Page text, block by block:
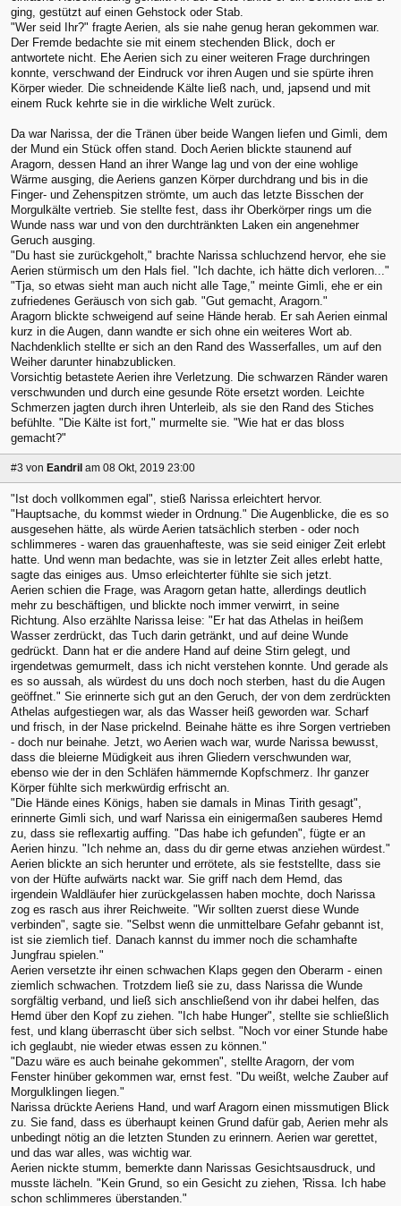
ging, gestützt auf einen Gehstock oder Stab.
"Wer seid Ihr?" fragte Aerien, als sie nahe genug heran gekommen war.
Der Fremde bedachte sie mit einem stechenden Blick, doch er
antwortete nicht. Ehe Aerien sich zu einer weiteren Frage durchringen
konnte, verschwand der Eindruck vor ihren Augen und sie spürte ihren
Körper wieder. Die schneidende Kälte ließ nach, und, japsend und mit
einem Ruck kehrte sie in die wirkliche Welt zurück.
Da war Narissa, der die Tränen über beide Wangen liefen und Gimli, dem
der Mund ein Stück offen stand. Doch Aerien blickte staunend auf
Aragorn, dessen Hand an ihrer Wange lag und von der eine wohlige
Wärme ausging, die Aeriens ganzen Körper durchdrang und bis in die
Finger- und Zehenspitzen strömte, um auch das letzte Bisschen der
Morgulkälte vertrieb. Sie stellte fest, dass ihr Oberkörper rings um die
Wunde nass war und von den durchtränkten Laken ein angenehmer
Geruch ausging.
"Du hast sie zurückgeholt," brachte Narissa schluchzend hervor, ehe sie
Aerien stürmisch um den Hals fiel. "Ich dachte, ich hätte dich verloren..."
"Tja, so etwas sieht man auch nicht alle Tage," meinte Gimli, ehe er ein
zufriedenes Geräusch von sich gab. "Gut gemacht, Aragorn."
Aragorn blickte schweigend auf seine Hände herab. Er sah Aerien einmal
kurz in die Augen, dann wandte er sich ohne ein weiteres Wort ab.
Nachdenklich stellte er sich an den Rand des Wasserfalles, um auf den
Weiher darunter hinabzublicken.
Vorsichtig betastete Aerien ihre Verletzung. Die schwarzen Ränder waren
verschwunden und durch eine gesunde Röte ersetzt worden. Leichte
Schmerzen jagten durch ihren Unterleib, als sie den Rand des Stiches
befühlte. "Die Kälte ist fort," murmelte sie. "Wie hat er das bloss
gemacht?"
#3 von Eandril am 08 Okt, 2019 23:00
"Ist doch vollkommen egal", stieß Narissa erleichtert hervor.
"Hauptsache, du kommst wieder in Ordnung." Die Augenblicke, die es so
ausgesehen hätte, als würde Aerien tatsächlich sterben - oder noch
schlimmeres - waren das grauenhafteste, was sie seid einiger Zeit erlebt
hatte. Und wenn man bedachte, was sie in letzter Zeit alles erlebt hatte,
sagte das einiges aus. Umso erleichterter fühlte sie sich jetzt.
Aerien schien die Frage, was Aragorn getan hatte, allerdings deutlich
mehr zu beschäftigen, und blickte noch immer verwirrt, in seine
Richtung. Also erzählte Narissa leise: "Er hat das Athelas in heißem
Wasser zerdrückt, das Tuch darin getränkt, und auf deine Wunde
gedrückt. Dann hat er die andere Hand auf deine Stirn gelegt, und
irgendetwas gemurmelt, dass ich nicht verstehen konnte. Und gerade als
es so aussah, als würdest du uns doch noch sterben, hast du die Augen
geöffnet." Sie erinnerte sich gut an den Geruch, der von dem zerdrückten
Athelas aufgestiegen war, als das Wasser heiß geworden war. Scharf
und frisch, in der Nase prickelnd. Beinahe hätte es ihre Sorgen vertrieben
- doch nur beinahe. Jetzt, wo Aerien wach war, wurde Narissa bewusst,
dass die bleierne Müdigkeit aus ihren Gliedern verschwunden war,
ebenso wie der in den Schläfen hämmernde Kopfschmerz. Ihr ganzer
Körper fühlte sich merkwürdig erfrischt an.
"Die Hände eines Königs, haben sie damals in Minas Tirith gesagt",
erinnerte Gimli sich, und warf Narissa ein einigermaßen sauberes Hemd
zu, dass sie reflexartig auffing. "Das habe ich gefunden", fügte er an
Aerien hinzu. "Ich nehme an, dass du dir gerne etwas anziehen würdest."
Aerien blickte an sich herunter und errötete, als sie feststellte, dass sie
von der Hüfte aufwärts nackt war. Sie griff nach dem Hemd, das
irgendein Waldläufer hier zurückgelassen haben mochte, doch Narissa
zog es rasch aus ihrer Reichweite. "Wir sollten zuerst diese Wunde
verbinden", sagte sie. "Selbst wenn die unmittelbare Gefahr gebannt ist,
ist sie ziemlich tief. Danach kannst du immer noch die schamhafte
Jungfrau spielen."
Aerien versetzte ihr einen schwachen Klaps gegen den Oberarm - einen
ziemlich schwachen. Trotzdem ließ sie zu, dass Narissa die Wunde
sorgfältig verband, und ließ sich anschließend von ihr dabei helfen, das
Hemd über den Kopf zu ziehen. "Ich habe Hunger", stellte sie schließlich
fest, und klang überrascht über sich selbst. "Noch vor einer Stunde habe
ich geglaubt, nie wieder etwas essen zu können."
"Dazu wäre es auch beinahe gekommen", stellte Aragorn, der vom
Fenster hinüber gekommen war, ernst fest. "Du weißt, welche Zauber auf
Morgulklingen liegen."
Narissa drückte Aeriens Hand, und warf Aragorn einen missmutigen Blick
zu. Sie fand, dass es überhaupt keinen Grund dafür gab, Aerien mehr als
unbedingt nötig an die letzten Stunden zu erinnern. Aerien war gerettet,
und das war alles, was wichtig war.
Aerien nickte stumm, bemerkte dann Narissas Gesichtsausdruck, und
musste lächeln. "Kein Grund, so ein Gesicht zu ziehen, 'Rissa. Ich habe
schon schlimmeres überstanden."